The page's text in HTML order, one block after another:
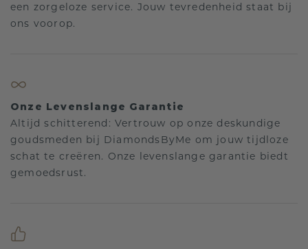
een zorgeloze service. Jouw tevredenheid staat bij
ons voorop.
Onze Levenslange Garantie
Altijd schitterend: Vertrouw op onze deskundige
goudsmeden bij DiamondsByMe om jouw tijdloze
schat te creëren. Onze levenslange garantie biedt
gemoedsrust.